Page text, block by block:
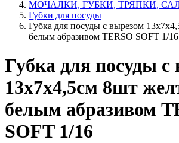
МОЧАЛКИ, ГУБКИ, ТРЯПКИ,
Губки для посуды
Губка для посуды с вырезом
белым абразивом TERSO SOFT 1/16
Губка для посуды с
13х7х4,5см 8шт
белым абразивом
SOFT 1/16